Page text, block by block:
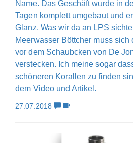
Name. Das Geschäft wurde in
Tagen komplett umgebaut und
Glanz. Was wir da an LPS
Meerwasser Böttcher muss
vor dem Schaubcken von De
verstecken. Ich meine sogar
schöneren Korallen zu finden
dem Video und Artikel.
27.07.2018